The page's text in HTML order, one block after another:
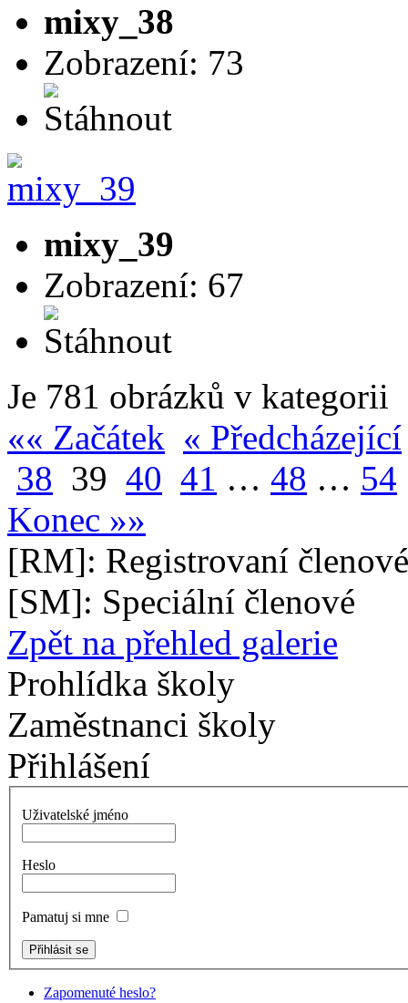
mixy_38
Zobrazení: 73
mixy_39
Zobrazení: 67
Je 781 obrázků v kategorii
«« Začátek « Předcházející
38 39 40 41 … 48 … 54
Konec »»
[RM]: Registrovaní
[SM]: Speciální členové
Zpět na přehled galerie
Prohlídka školy
Zaměstnanci školy
Přihlášení
Uživatelské jméno
Heslo
Pamatuj si mne
Zapomenuté heslo?